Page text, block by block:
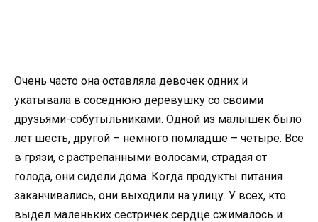
Очень часто она оставляла девочек одних и
укатывала в соседнюю деревушку со своими
друзьями-собутыльниками. Одной из малышек было
лет шесть, другой – немного помладше – четыре. Все
в грязи, с растрепанными волосами, страдая от
голода, они сидели дома. Когда продукты питания
заканчивались, они выходили на улицу. У всех, кто
выдел маленьких сестричек сердце сжималось и